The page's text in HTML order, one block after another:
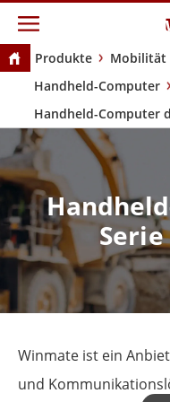
Produkte
Mobilität
Handheld-Computer
Handheld-Computer
Serie
Winmate ist ein
und